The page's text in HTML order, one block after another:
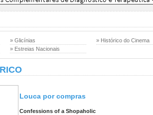
» Glicínias
» Estreias Nacionais
» Histórico do Cinema
Louca por compras
Confessions of a Shopaholic